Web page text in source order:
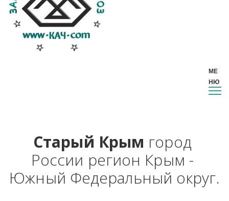
Старый Крым город
России регион Крым -
Южный Федеральный округ.